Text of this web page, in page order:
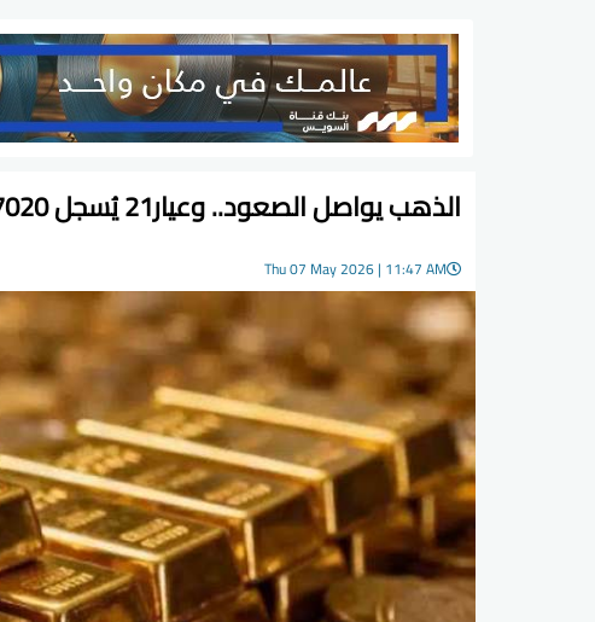
الذهب يواصل الصعود.. وعيار21 يُسجل 7020 جنيهًا
Thu 07 May 2026 | 11:47 AM